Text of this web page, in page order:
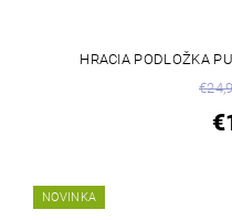
HRACIA PODLOŽKA
NOVINKA